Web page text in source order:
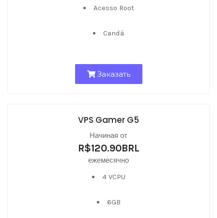
Acesso Root
Candá
Заказать
VPS Gamer G5
Начиная от
R$120.90BRL
ежемесячно
4 VCPU
6GB